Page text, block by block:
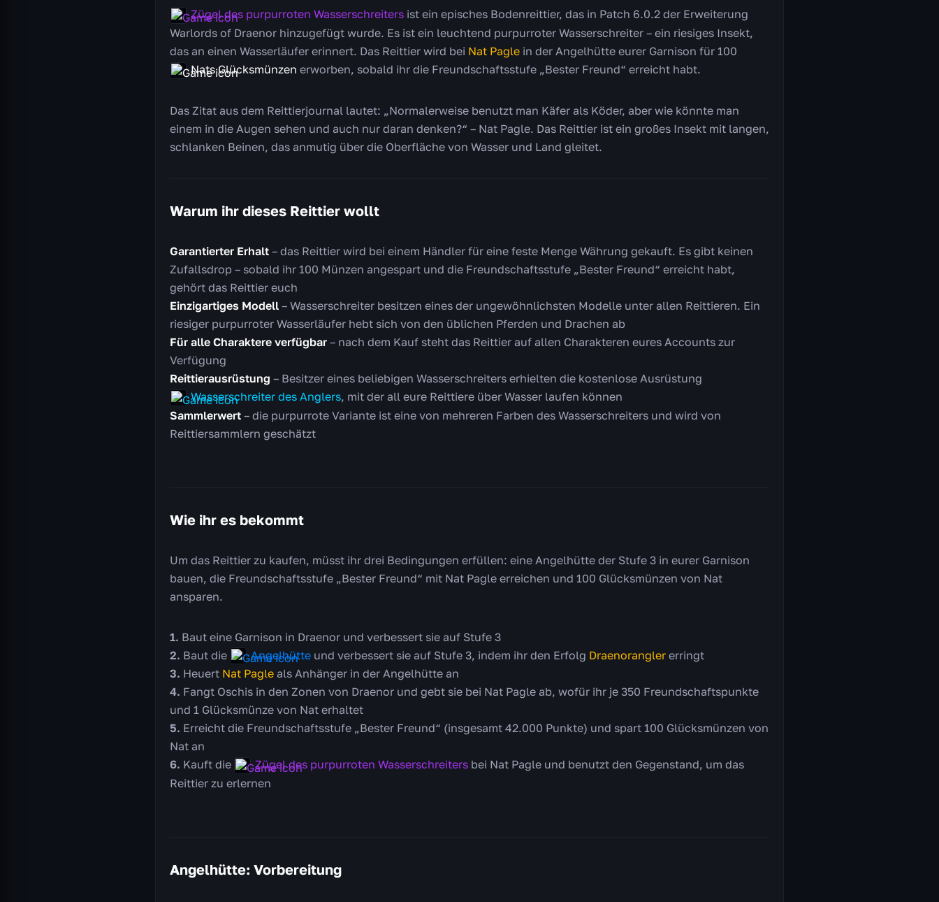
Zügel des purpurroten Wasserschreiters ist ein episches Bodenreittier, das in Patch 6.0.2 der Erweiterung
Warlords of Draenor hinzugefügt wurde. Es ist ein leuchtend purpurroter Wasserschreiter – ein riesiges Insekt,
das an einen Wasserläufer erinnert. Das Reittier wird bei Nat Pagle in der Angelhütte eurer Garnison für 100
Nats Glücksmünzen erworben, sobald ihr die Freundschaftsstufe „Bester Freund“ erreicht habt.
Das Zitat aus dem Reittierjournal lautet: „Normalerweise benutzt man Käfer als Köder, aber wie könnte man
einem in die Augen sehen und auch nur daran denken?“ – Nat Pagle. Das Reittier ist ein großes Insekt mit langen,
schlanken Beinen, das anmutig über die Oberfläche von Wasser und Land gleitet.
Warum ihr dieses Reittier wollt
Garantierter Erhalt – das Reittier wird bei einem Händler für eine feste Menge Währung gekauft. Es gibt keinen
Zufallsdrop – sobald ihr 100 Münzen angespart und die Freundschaftsstufe „Bester Freund“ erreicht habt,
gehört das Reittier euch
Einzigartiges Modell – Wasserschreiter besitzen eines der ungewöhnlichsten Modelle unter allen Reittieren. Ein
riesiger purpurroter Wasserläufer hebt sich von den üblichen Pferden und Drachen ab
Für alle Charaktere verfügbar – nach dem Kauf steht das Reittier auf allen Charakteren eures Accounts zur
Verfügung
Reittierausrüstung – Besitzer eines beliebigen Wasserschreiters erhielten die kostenlose Ausrüstung
Wasserschreiter des Anglers, mit der all eure Reittiere über Wasser laufen können
Sammlerwert – die purpurrote Variante ist eine von mehreren Farben des Wasserschreiters und wird von
Reittiersammlern geschätzt
Wie ihr es bekommt
Um das Reittier zu kaufen, müsst ihr drei Bedingungen erfüllen: eine Angelhütte der Stufe 3 in eurer Garnison
bauen, die Freundschaftsstufe „Bester Freund“ mit Nat Pagle erreichen und 100 Glücksmünzen von Nat
ansparen.
Baut eine Garnison in Draenor und verbessert sie auf Stufe 3
Baut die
Angelhütte und verbessert sie auf Stufe 3, indem ihr den Erfolg Draenorangler erringt
Heuert Nat Pagle als Anhänger in der Angelhütte an
Fangt Oschis in den Zonen von Draenor und gebt sie bei Nat Pagle ab, wofür ihr je 350 Freundschaftspunkte
und 1 Glücksmünze von Nat erhaltet
Erreicht die Freundschaftsstufe „Bester Freund“ (insgesamt 42.000 Punkte) und spart 100 Glücksmünzen von
Nat an
Kauft die
Zügel des purpurroten Wasserschreiters bei Nat Pagle und benutzt den Gegenstand, um das
Reittier zu erlernen
Angelhütte: Vorbereitung